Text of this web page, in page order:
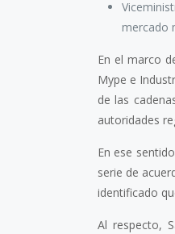
mercado
En el marco
Mype e
de las
autoridades
En ese
serie de
identificado
Al respecto,